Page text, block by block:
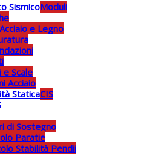
SismicoModuli
e Legno
e Scale
Acciaio
StaticaCIS
di Sostegno
Paratie
Stabilità Pendii